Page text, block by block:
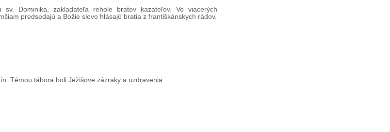
Dominika, zakladateľa rehole bratov kazateľov. Vo viacerých
predsedajú a Božie slovo hlásajú bratia z františkánskych rádov.
Témou tábora boli Ježišove zázraky a uzdravenia.